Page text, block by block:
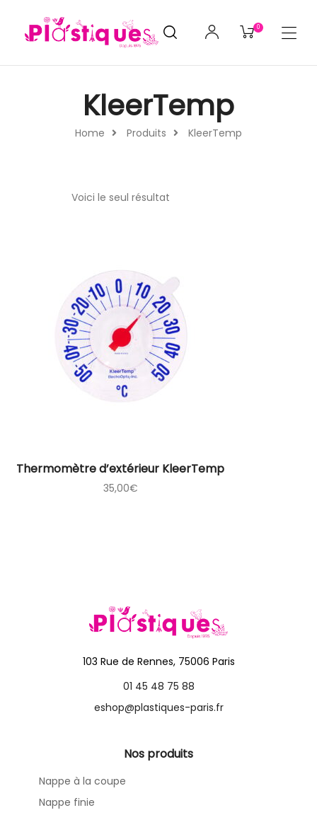
0
Home Produits KleerTemp
KleerTemp
Voici le seul résultat
Thermomètre d’extérieur KleerTemp
35,00€
103 Rue de Rennes, 75006 Paris
01 45 48 75 88
eshop@plastiques-paris.fr
Nos produits
Nappe à la coupe
Nappe finie